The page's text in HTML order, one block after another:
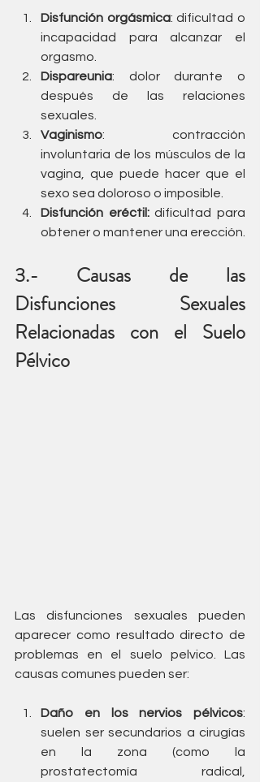
Disfunción orgásmica: dificultad o
incapacidad para alcanzar el
orgasmo.
Dispareunia: dolor durante o
después de las relaciones
sexuales.
Vaginismo: contracción
involuntaria de los músculos de la
vagina, que puede hacer que el
sexo sea doloroso o imposible.
Disfunción eréctil: dificultad para
obtener o mantener una erección.
3.- Causas de las
Disfunciones Sexuales
Relacionadas con el Suelo
Pélvico
Las disfunciones sexuales pueden
aparecer como resultado directo de
problemas en el suelo pelvico. Las
causas comunes pueden ser:
Daño en los nervios pélvicos:
suelen ser secundarios a cirugías
en la zona (como la
prostatectomía radical,